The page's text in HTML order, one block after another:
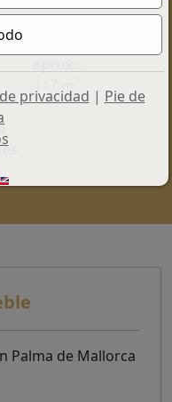
Superficie útil
Palma de Mallorca
privacidad | Pie de